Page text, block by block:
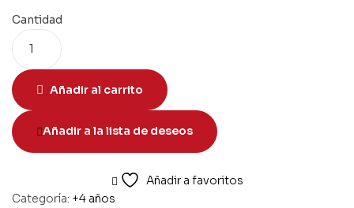
Cantidad
Añadir al carrito
Añadir a la lista de deseos
Añadir a favoritos
Categoría: +4 años